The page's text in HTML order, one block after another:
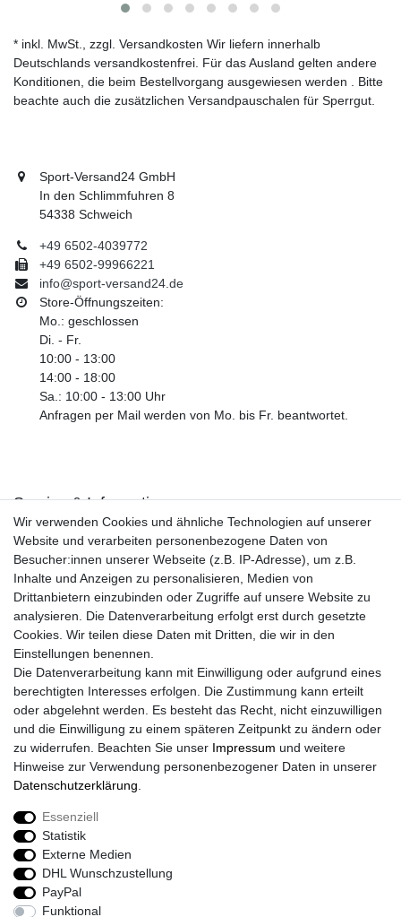
* inkl. MwSt., zzgl. Versandkosten Wir liefern innerhalb
Deutschlands versandkostenfrei. Für das Ausland gelten andere
Konditionen, die beim Bestellvorgang ausgewiesen werden . Bitte
beachte auch die zusätzlichen Versandpauschalen für Sperrgut.
Sport-Versand24 GmbH
In den Schlimmfuhren 8
54338 Schweich
+49 6502-4039772
+49 6502-99966221
info@sport-versand24.de
Store-Öffnungszeiten:
Mo.: geschlossen
Di. - Fr.
10:00 - 13:00
14:00 - 18:00
Sa.: 10:00 - 13:00 Uhr
Anfragen per Mail werden von Mo. bis Fr. beantwortet.
Service & Informationen
Kontakt
Retouren
Widerrufsrecht
Widerrufs­formular
Impressum
Daten­schutz­erklärung
AGB
Größentabelle
Kataloge
Barrierefreiheitserklärung
Sicherheitsinformationen
Zahlung und Versand
Wir verwenden Cookies und ähnliche Technologien auf unserer
Website und verarbeiten personenbezogene Daten von
Besucher:innen unserer Webseite (z.B. IP-Adresse), um z.B.
Inhalte und Anzeigen zu personalisieren, Medien von
Drittanbietern einzubinden oder Zugriffe auf unsere Website zu
analysieren. Die Datenverarbeitung erfolgt erst durch gesetzte
Cookies. Wir teilen diese Daten mit Dritten, die wir in den
Einstellungen benennen.
Die Datenverarbeitung kann mit Einwilligung oder aufgrund eines
berechtigten Interesses erfolgen. Die Zustimmung kann erteilt
oder abgelehnt werden. Es besteht das Recht, nicht einzuwilligen
und die Einwilligung zu einem späteren Zeitpunkt zu ändern oder
zu widerrufen. Beachten Sie unser Impressum und weitere
Hinweise zur Verwendung personenbezogener Daten in unserer
Daten­schutz­erklärung
Essenziell
Statistik
Externe Medien
DHL Wunschzustellung
PayPal
Funktional